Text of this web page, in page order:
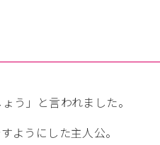
う」と言われました。
ようにした主人公。